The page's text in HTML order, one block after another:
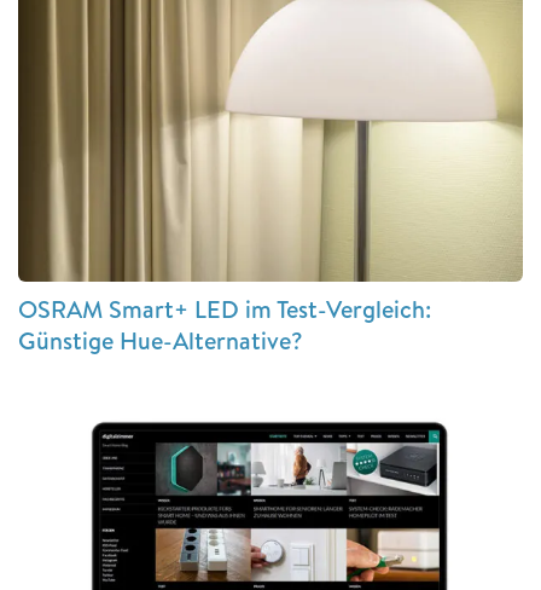
OSRAM Smart+ LED im Test-Vergleich:
Günstige Hue-Alternative?